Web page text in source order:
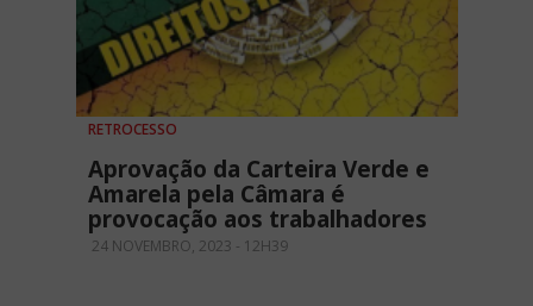
RETROCESSO
Aprovação da Carteira Verde e
Amarela pela Câmara é
provocação aos trabalhadores
24 NOVEMBRO, 2023 - 12H39